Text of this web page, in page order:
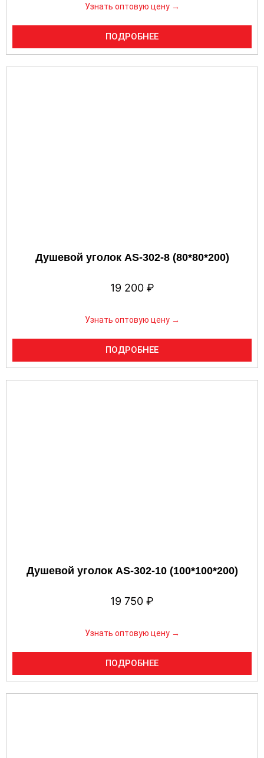
Узнать оптовую цену →
ПОДРОБНЕЕ
Душевой уголок AS-302-8 (80*80*200)
19 200 ₽
Узнать оптовую цену →
ПОДРОБНЕЕ
Душевой уголок AS-302-10 (100*100*200)
19 750 ₽
Узнать оптовую цену →
ПОДРОБНЕЕ